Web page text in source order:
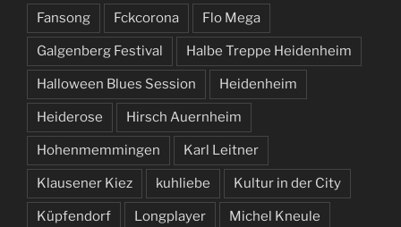
Fansong Fckcorona Flo Mega
Galgenberg Festival Halbe Treppe Heidenheim
Halloween Blues Session Heidenheim
Heiderose Hirsch Auernheim
Hohenmemmingen Karl Leitner
Klausener Kiez kuhliebe Kultur in der City
Küpfendorf Longplayer Michel Kneule